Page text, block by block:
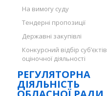
На вимогу суду
Тендерні пропозиції
Державні закупівлі
Конкурсний відбір суб’єктів
оціночної діяльності
РЕГУЛЯТОРНА
ДІЯЛЬНІСТЬ